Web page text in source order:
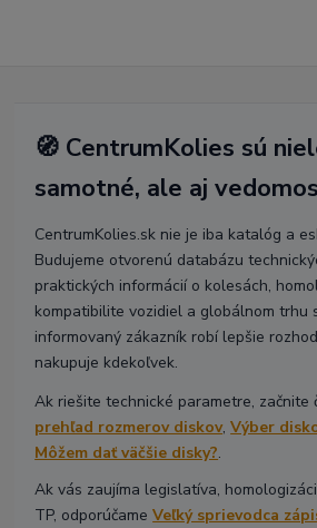
🧭 CentrumKolies sú
samotné, ale aj
CentrumKolies.sk nie je iba katalóg a
Budujeme otvorenú databázu
praktických informácií o kolesách,
kompatibilite vozidiel a globálnom trhu
informovaný zákazník robí lepšie
nakupuje kdekoľvek.
Ak riešite technické parametre, začnite
prehľad rozmerov diskov,Výber
Môžem dať väčšie disky?.
Ak vás zaujíma legislatíva,
TP, odporúčameVeľký sprievodca